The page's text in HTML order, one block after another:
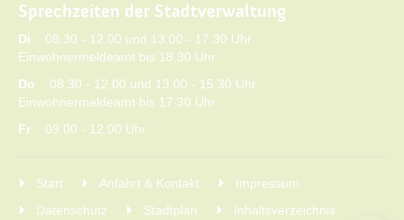
Sprechzeiten der Stadtverwaltung
Di 08.30 - 12.00 und 13.00 - 17.30 Uhr
Einwohnermeldeamt bis 18.30 Uhr
Do 08.30 - 12.00 und 13.00 - 15.30 Uhr
Einwohnermeldeamt bis 17.30 Uhr
Fr 09.00 - 12.00 Uhr
Start Anfahrt & Kontakt
Impressum
Datenschutz
Stadtplan Inhaltsverzeichnis